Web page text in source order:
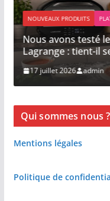
NOUVEAUX PRODUITS
Nous avons testé
Lagrange : tient-il
17 juillet 2026 admin
Qui sommes nous ?
Mentions légales
Politique de